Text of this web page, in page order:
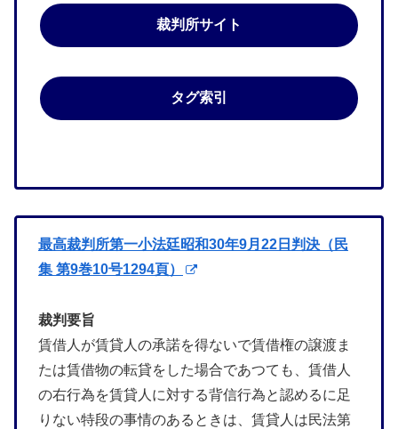
裁判所サイト
タグ索引
最高裁判所第一小法廷昭和30年9月22日判決（民
集 第9巻10号1294頁）
裁判要旨
賃借人が賃貸人の承諾を得ないで賃借権の譲渡ま
たは賃借物の転貸をした場合であつても、賃借人
の右行為を賃貸人に対する背信行為と認めるに足
りない特段の事情のあるときは、賃貸人は民法第